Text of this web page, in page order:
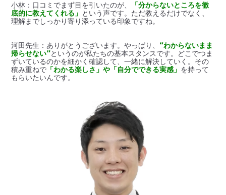
小林：口コミでまず目を引いたのが、
「分からないところを徹
底的に教えてくれる」 という声です。ただ教えるだけでなく、
河田先生：ありがとうございます。やっぱり、 “わからないまま
帰らせない”というのが私たちの基本スタンスです。どこでつま
ずいているのかを細かく確認して、一緒に解決していく。その
積み重ねで 「わかる楽しさ」や「自分でできる実感」 を持って